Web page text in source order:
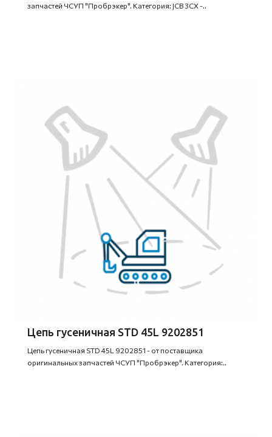
запчастей ЧСУП "Пробрэкер". Категория: JCB 3CX -..
Цепь гусеничная STD 45L 9202851
Цепь гусеничная STD 45L 9202851 - от поставщика
оригинальных запчастей ЧСУП "Пробрэкер". Категория:..